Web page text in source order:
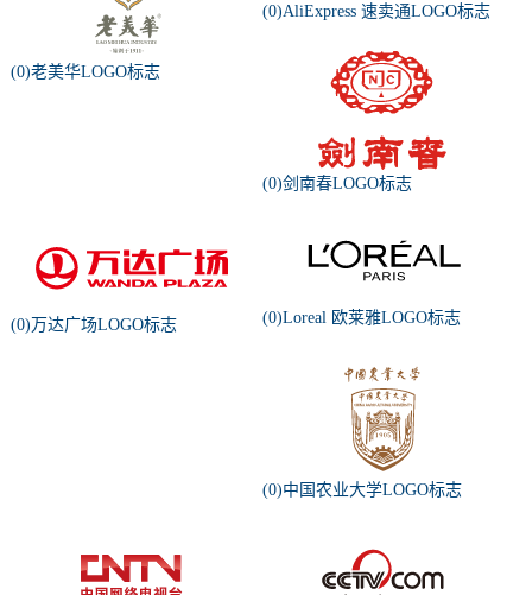
(0)老美华LOGO标志
(0)AliExpress 速卖通LOGO标志
(0)剑南春LOGO标志
(0)万达广场LOGO标志 (0)Loreal 欧莱雅LOGO标志
(0)中国农业大学LOGO标志